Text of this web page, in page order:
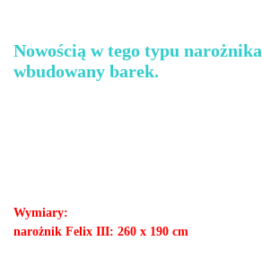
Nowością w tego typu
wbudowany barek.
Wymiary:
narożnik Felix III: 260 x 190 cm